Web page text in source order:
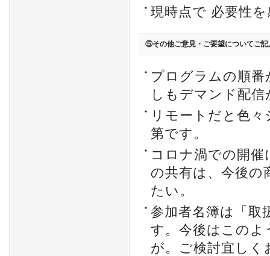
現時点で 必要性
⑤その他ご意見・ご要望についてご記
プログラムの順
しもデマンド配
リモートだと色
第です。
コロナ渦での開
の共有は、今後の
たい。
参加者名簿は「取
す。今後はこの
が。ご検討宜しく